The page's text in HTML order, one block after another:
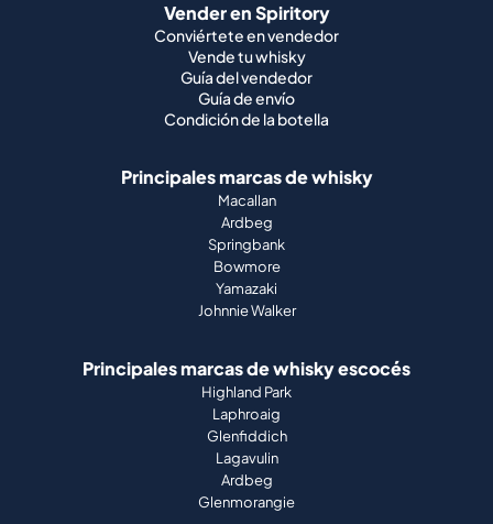
Vender en Spiritory
Conviértete en vendedor
Vende tu whisky
Guía del vendedor
Guía de envío
Condición de la botella
Principales marcas de whisky
Macallan
Ardbeg
Springbank
Bowmore
Yamazaki
Johnnie Walker
Principales marcas de whisky escocés
Highland Park
Laphroaig
Glenfiddich
Lagavulin
Ardbeg
Glenmorangie